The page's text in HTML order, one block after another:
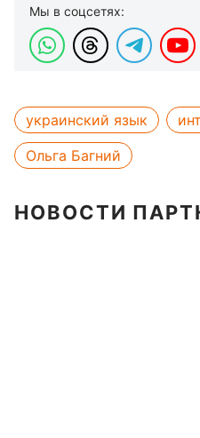
Мы в соцсетях:
украинский язык
Ольга Багний
НОВОСТИ